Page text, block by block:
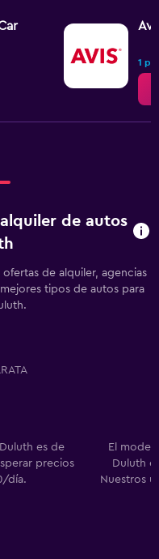
1
de autos
de alquiler, agencias
tipos de autos para
es de
precios
día.
El
Duluth
Nuestros